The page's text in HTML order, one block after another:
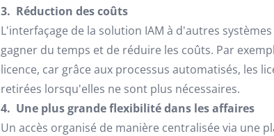
3. Réduction des coûts
L'interfaçage de la solution IAM à d'autres
gagner du temps et de réduire les coûts. Par
licence, car grâce aux processus automatisés, les
retirées lorsqu'elles ne sont plus nécessaires.
4. Une plus grande flexibilité dans les affaires
Un accès organisé de manière centralisée via une